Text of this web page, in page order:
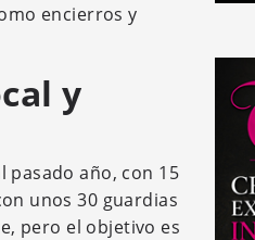
encierros y
y
pasado año, con 15
unos 30 guardias
pero el objetivo es